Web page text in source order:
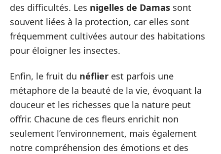
des difficultés. Les nigelles de Damas sont
souvent liées à la protection, car elles sont
fréquemment cultivées autour des habitations
pour éloigner les insectes.
Enfin, le fruit du néflier est parfois une
métaphore de la beauté de la vie, évoquant la
douceur et les richesses que la nature peut
offrir. Chacune de ces fleurs enrichit non
seulement l’environnement, mais également
notre compréhension des émotions et des